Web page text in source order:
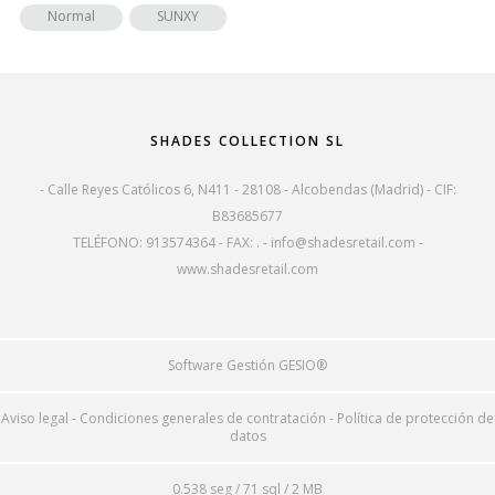
Normal SUNXY
SHADES COLLECTION SL
- Calle Reyes Católicos 6, N411 - 28108 - Alcobendas (Madrid) - CIF:
B83685677
TELÉFONO: 913574364 - FAX: . - info@shadesretail.com -
www.shadesretail.com
Software Gestión GESIO®
Aviso legal - Condiciones generales de contratación - Política de protección de
datos
0.538 seg /71 sql / 2 MB